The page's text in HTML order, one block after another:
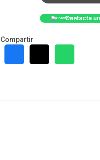
Contacta
Compartir